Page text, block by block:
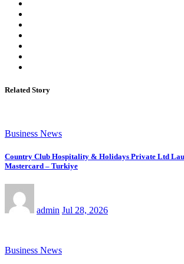
Related Story
Business News
Country Club Hospitality & Holidays Private Ltd
Mastercard – Turkiye
admin Jul 28, 2026
Business News